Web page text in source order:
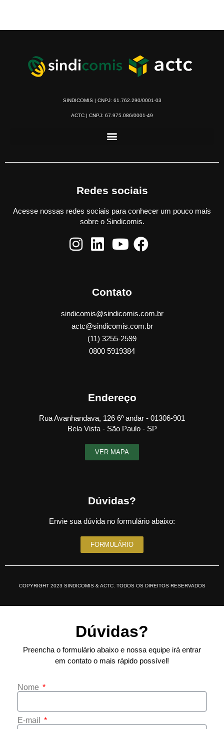
SINDICOMIS | CNPJ: 61.762.290/0001-03
ACTC | CNPJ: 67.975.086/0001-49
Redes sociais
Acesse nossas redes sociais para conhecer um pouco mais
sobre o Sindicomis.
Contato
sindicomis@sindicomis.com.br
actc@sindicomis.com.br
(11) 3255-2599
0800 5919384
Endereço
Rua Avanhandava, 126 6º andar - 01306-901
Bela Vista - São Paulo - SP
VER MAPA
Dúvidas?
Envie sua dúvida no formulário abaixo:
FORMULÁRIO
COPYRIGHT 2023 SINDICOMIS & ACTC. TODOS OS DIREITOS RESERVADOS
Dúvidas?
Preencha o formulário abaixo e nossa equipe irá entrar
em contato o mais rápido possível!
Nome
E-mail